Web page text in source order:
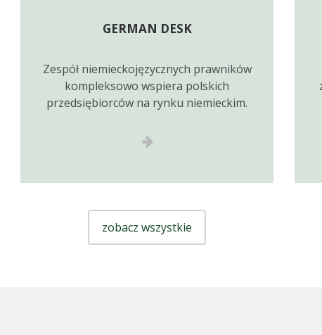
GERMAN DESK
Zespół niemieckojęzycznych prawników
kompleksowo wspiera polskich
przedsiębiorców na rynku niemieckim.
zobacz wszystkie